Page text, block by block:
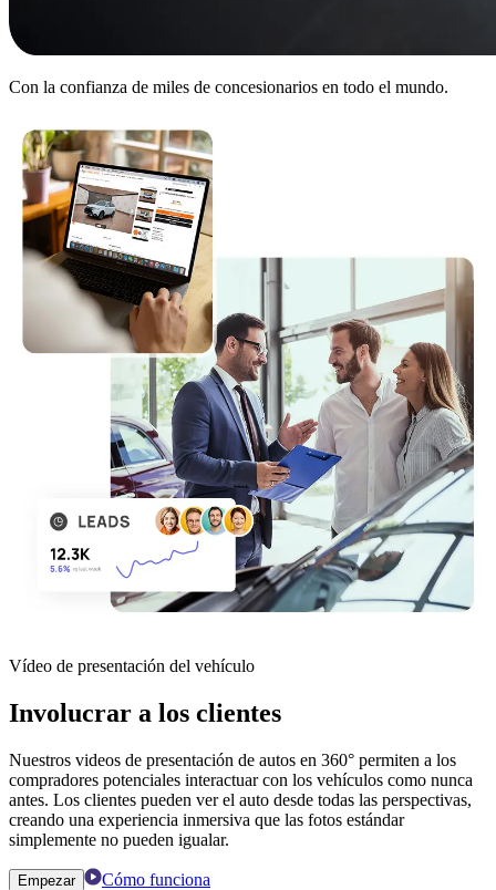
Con la confianza de miles de concesionarios en todo el mundo.
Vídeo de presentación del vehículo
Involucrar a los clientes
Nuestros videos de presentación de autos en 360° permiten a los
compradores potenciales interactuar con los vehículos como nunca
antes. Los clientes pueden ver el auto desde todas las perspectivas,
creando una experiencia inmersiva que las fotos estándar
simplemente no pueden igualar.
Empezar Cómo funciona